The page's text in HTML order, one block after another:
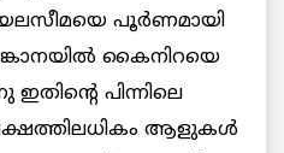
പൂര്‍ണമായി
കൈനിറയെ
പിന്നിലെ
ലക്ഷത്തിലധികം ആളുകള്‍